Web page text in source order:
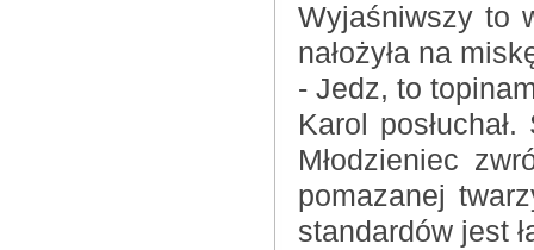
Wyjaśniwszy to
nałożyła na
- Jedz, to
Karol
Młodzieniec
pomazanej
standardów jest